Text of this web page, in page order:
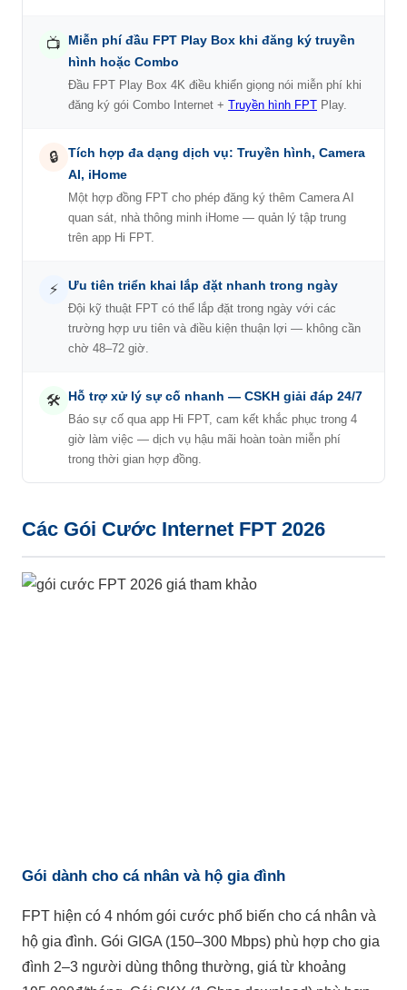
📺
Miễn phí đầu FPT Play Box khi đăng ký truyền
hình hoặc Combo
Đầu FPT Play Box 4K điều khiển giọng nói miễn phí khi
đăng ký gói Combo Internet + Truyền hình FPT Play.
🔒
Tích hợp đa dạng dịch vụ: Truyền hình, Camera
AI, iHome
Một hợp đồng FPT cho phép đăng ký thêm Camera AI
quan sát, nhà thông minh iHome — quản lý tập trung
trên app Hi FPT.
⚡ Ưu tiên triển khai lắp đặt nhanh trong ngày
Đội kỹ thuật FPT có thể lắp đặt trong ngày với các
trường hợp ưu tiên và điều kiện thuận lợi — không cần
chờ 48–72 giờ.
🛠️ Hỗ trợ xử lý sự cố nhanh — CSKH giải đáp 24/7
Báo sự cố qua app Hi FPT, cam kết khắc phục trong 4
giờ làm việc — dịch vụ hậu mãi hoàn toàn miễn phí
trong thời gian hợp đồng.
Các Gói Cước Internet FPT 2026
Gói dành cho cá nhân và hộ gia đình
FPT hiện có 4 nhóm gói cước phổ biến cho cá nhân và
hộ gia đình. Gói GIGA (150–300 Mbps) phù hợp cho gia
đình 2–3 người dùng thông thường, giá từ khoảng